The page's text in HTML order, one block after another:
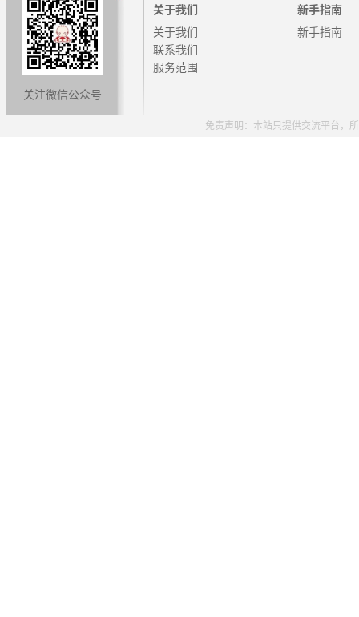
关注微信公众号
关于我们
关于我们
联系我们
服务范围
新手指南
新手指南
免责声明：本站只提供交流平台，